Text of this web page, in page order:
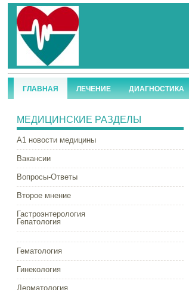
ГЛАВНАЯ ЛЕЧЕНИЕ ДИАГНОСТИКА
МЕДИЦИНСКИЕ РАЗДЕЛЫ
А1 новости медицины
Вакансии
Вопросы-Ответы
Второе мнение
Гастроэнтерология
Гепатология
Гематология
Гинекология
Дерматология